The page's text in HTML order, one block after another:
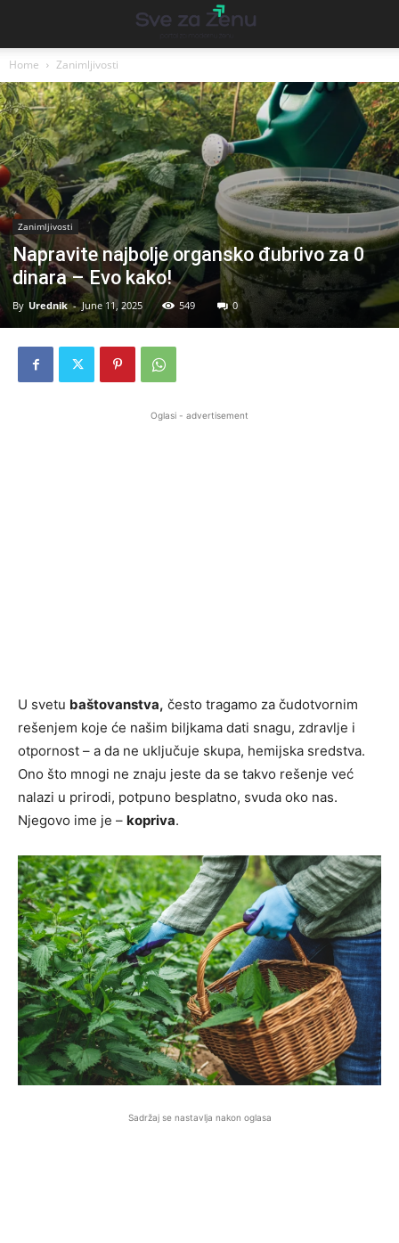
Home Zanimljivosti
Zanimljivosti
Napravite najbolje organsko đubrivo za 0
dinara – Evo kako!
By Urednik - June 11, 2025 549 0
Oglasi - advertisement
U svetu baštovanstva, često tragamo za čudotvornim
rešenjem koje će našim biljkama dati snagu, zdravlje i
otpornost – a da ne uključuje skupa, hemijska sredstva.
Ono što mnogi ne znaju jeste da se takvo rešenje već
nalazi u prirodi, potpuno besplatno, svuda oko nas.
Njegovo ime je – kopriva.
Sadržaj se nastavlja nakon oglasa